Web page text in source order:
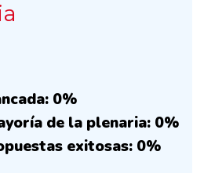
0%
de la plenaria: 0%
exitosas: 0%